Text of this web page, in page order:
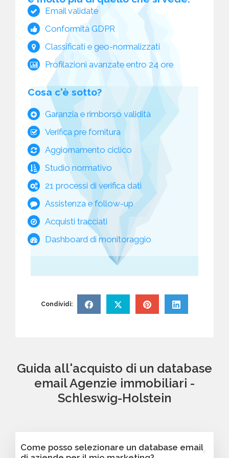
Email validate
Conformità GDPR
Classificati e geo-normalizzati
Profilazioni avanzate entro 24 ore
Cosa c'è sotto?
Garanzia e rimborso validità
Verifica pre fornitura
Aggiornamento ciclico
Studio normativo
21 processi di verifica dati
Assistenza e follow-up
Acquisti tracciati
Dashboard di monitoraggio
Condividi:
Guida all'acquisto di un database
email Agenzie immobiliari -
Schleswig-Holstein
Come posso selezionare un database email